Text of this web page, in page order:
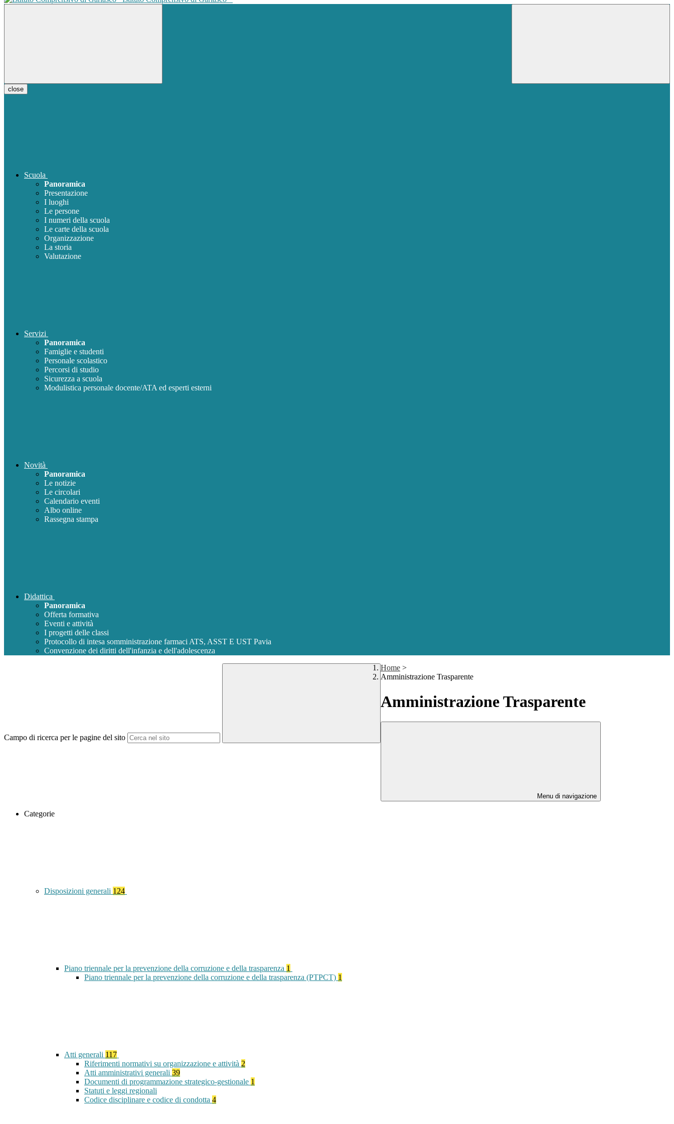
close
Scuola
Panoramica
Presentazione
I luoghi
Le persone
I numeri della scuola
Le carte della scuola
Organizzazione
La storia
Valutazione
Servizi
Panoramica
Famiglie e studenti
Personale scolastico
Percorsi di studio
Sicurezza a scuola
Modulistica personale docente/ATA ed esperti esterni
Novità
Panoramica
Le notizie
Le circolari
Calendario eventi
Albo online
Rassegna stampa
Didattica
Panoramica
Offerta formativa
Eventi e attività
I progetti delle classi
Protocollo di intesa somministrazione farmaci ATS, ASST E UST Pavia
Convenzione dei diritti dell'infanzia e dell'adolescenza
Campo di ricerca per le pagine del sito
Home >
Amministrazione Trasparente
Amministrazione Trasparente
Menu di navigazione
Categorie
Disposizioni generali 124
Piano triennale per la prevenzione della corruzione e della trasparenza 1
Piano triennale per la prevenzione della corruzione e della trasparenza (PTPCT) 1
Atti generali 117
Riferimenti normativi su organizzazione e attività 2
Atti amministrativi generali 39
Documenti di programmazione strategico-gestionale 1
Statuti e leggi regionali
Codice disciplinare e codice di condotta 4